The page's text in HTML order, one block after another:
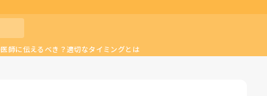
師に伝えるべき？適切なタイミングとは